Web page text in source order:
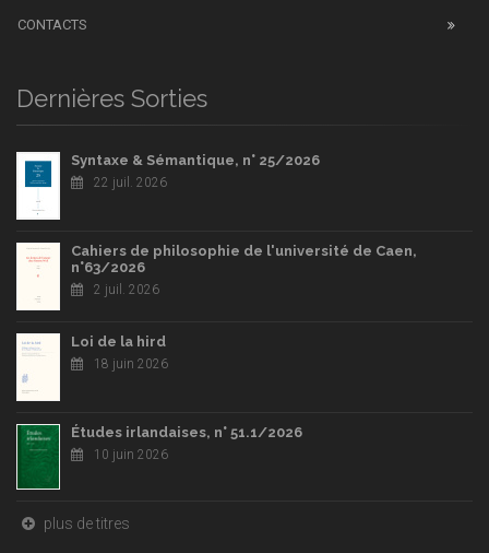
CONTACTS
Dernières Sorties
Syntaxe & Sémantique, n° 25/2026
22 juil. 2026
Cahiers de philosophie de l'université de Caen,
n°63/2026
2 juil. 2026
Loi de la hird
18 juin 2026
Études irlandaises, n° 51.1/2026
10 juin 2026
plus de titres